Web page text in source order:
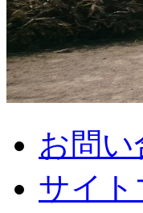
お問
サイ